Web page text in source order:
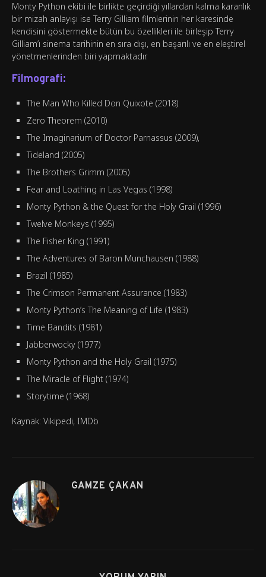
Monty Python ekibi ile birlikte geçirdiği yıllardan kalma karanlık
bir mizah anlayışı ise Terry Gilliam filmlerinin her karesinde
kendisini göstermekte bütün bu özellikleri ile birleşip Terry
Gilliam’ı sinema tarihinin en sıra dışı, en başarılı ve en eleştirel
yönetmenlerinden biri yapmaktadır.
Filmografi:
The Man Who Killed Don Quixote (2018)
Zero Theorem (2010)
The Imaginarium of Doctor Parnassus (2009),
Tideland (2005)
The Brothers Grimm (2005)
Fear and Loathing in Las Vegas (1998)
Monty Python & the Quest for the Holy Grail (1996)
Twelve Monkeys (1995)
The Fisher King (1991)
The Adventures of Baron Munchausen (1988)
Brazil (1985)
The Crimson Permanent Assurance (1983)
Monty Python’s The Meaning of Life (1983)
Time Bandits (1981)
Jabberwocky (1977)
Monty Python and the Holy Grail (1975)
The Miracle of Flight (1974)
Storytime (1968)
Kaynak: Vikipedi, IMDb
GAMZE ÇAKAN